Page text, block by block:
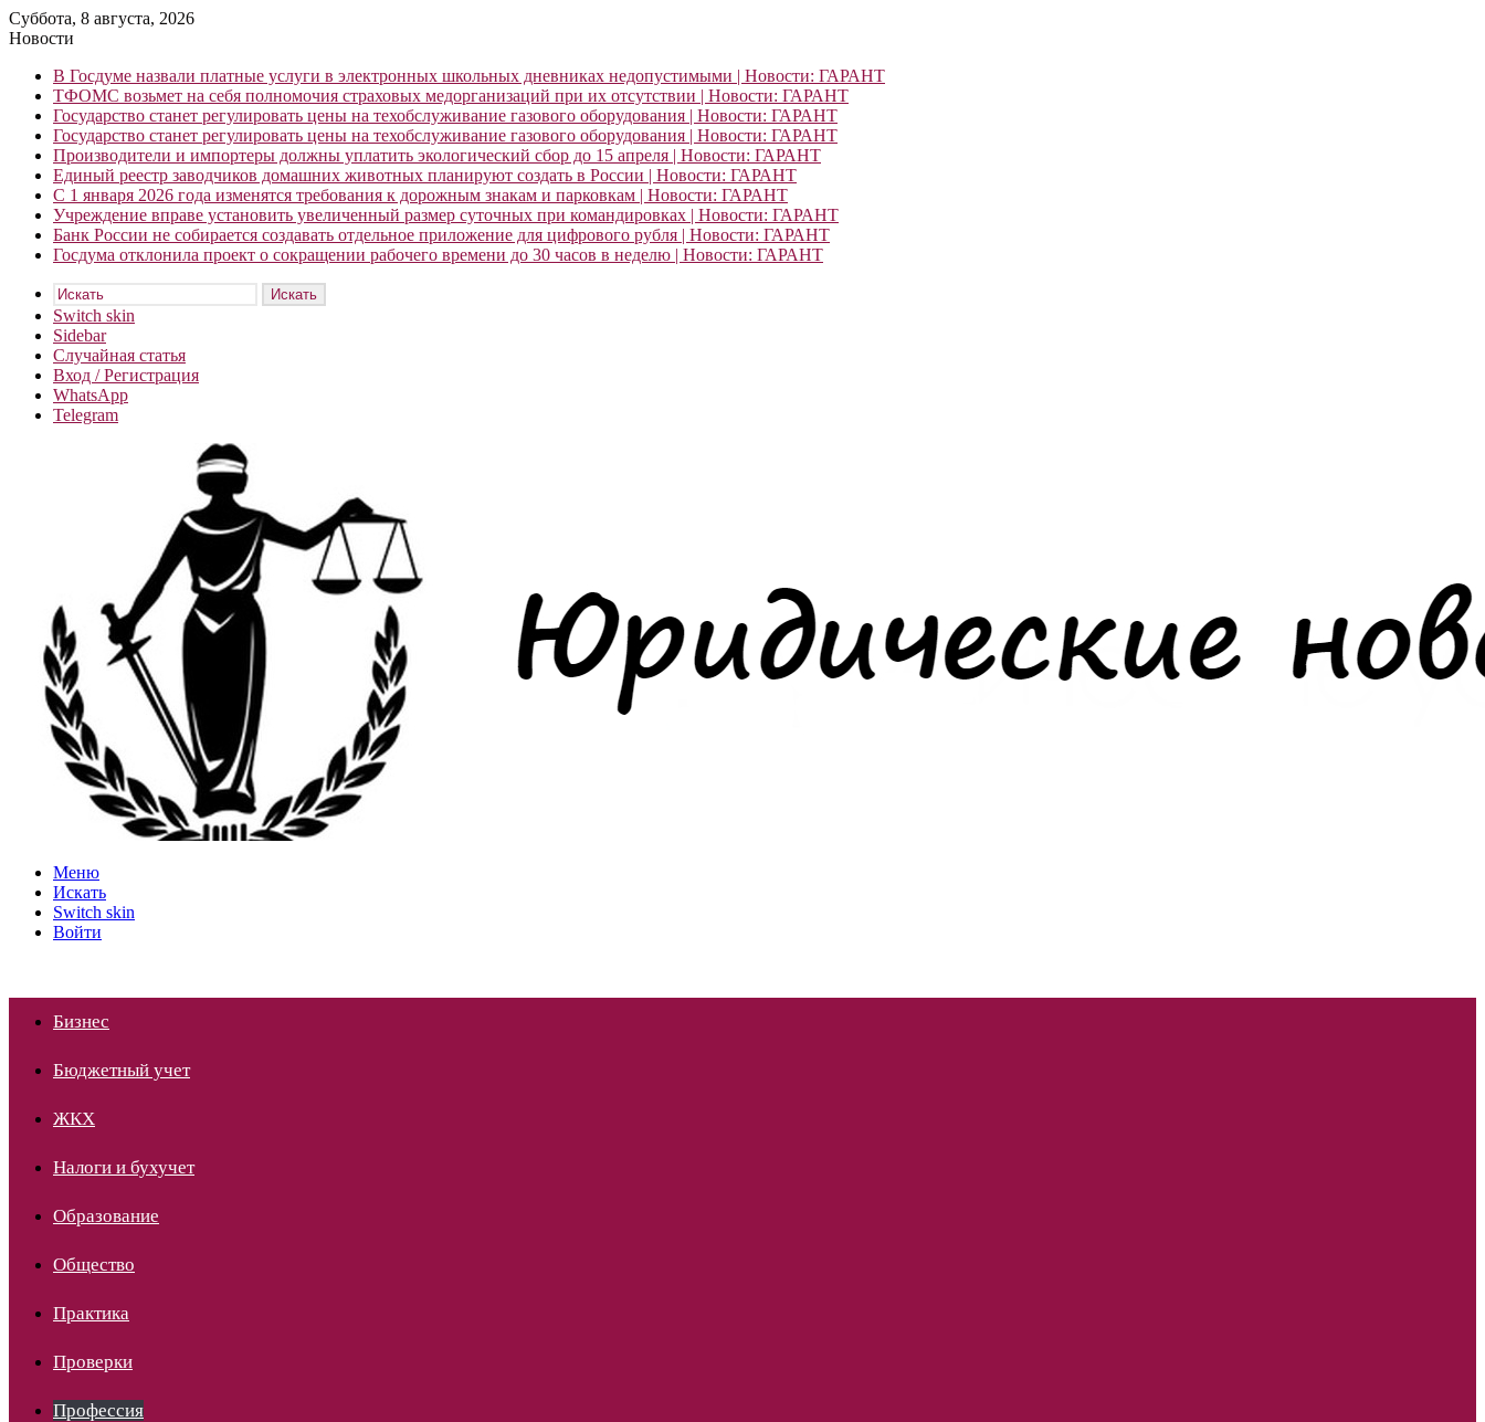
Суббота, 8 августа, 2026
Новости
В Госдуме назвали платные услуги в электронных школьных дневниках недопустимыми | Новости: ГАРАНТ
ТФОМС возьмет на себя полномочия страховых медорганизаций при их отсутствии | Новости: ГАРАНТ
Государство станет регулировать цены на техобслуживание газового оборудования | Новости: ГАРАНТ
Государство станет регулировать цены на техобслуживание газового оборудования | Новости: ГАРАНТ
Производители и импортеры должны уплатить экологический сбор до 15 апреля | Новости: ГАРАНТ
Единый реестр заводчиков домашних животных планируют создать в России | Новости: ГАРАНТ
С 1 января 2026 года изменятся требования к дорожным знакам и парковкам | Новости: ГАРАНТ
Учреждение вправе установить увеличенный размер суточных при командировках | Новости: ГАРАНТ
Банк России не собирается создавать отдельное приложение для цифрового рубля | Новости: ГАРАНТ
Госдума отклонила проект о сокращении рабочего времени до 30 часов в неделю | Новости: ГАРАНТ
Искать
Switch skin
Sidebar
Случайная статья
Вход / Регистрация
WhatsApp
Telegram
Меню
Искать
Switch skin
Войти
Бизнес
Бюджетный учет
ЖКХ
Налоги и бухучет
Образование
Общество
Практика
Проверки
Профессия